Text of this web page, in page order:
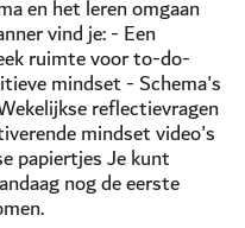
en het leren omgaan
vind je: - Een
ruimte voor to-do-
mindset - Schema's
reflectievragen
mindset video's
papiertjes Je kunt
nog de eerste